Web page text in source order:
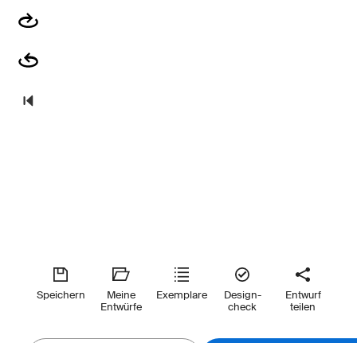
Speichern
Meine
Entwürfe
Exemplare
Design-
check
Entwurf
teilen